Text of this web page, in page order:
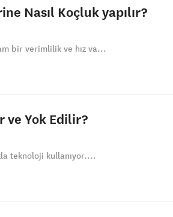
Nasıl Koçluk yapılır?
bir verimlilik ve hız va...
ve Yok Edilir?
teknoloji kullanıyor....